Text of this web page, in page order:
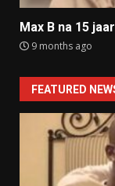
Max B na 15
9 months ago
FEATURED